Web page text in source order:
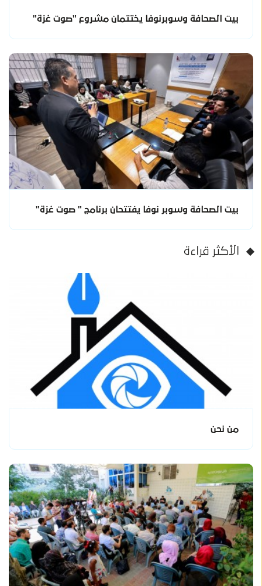
بيت الصحافة وسوبرنوفا يختتمان مشروع "صوت غزة"
بيت الصحافة وسوبر نوفا يفتتحان برنامج " صوت غزة"
الأكثر قراءة
من نحن